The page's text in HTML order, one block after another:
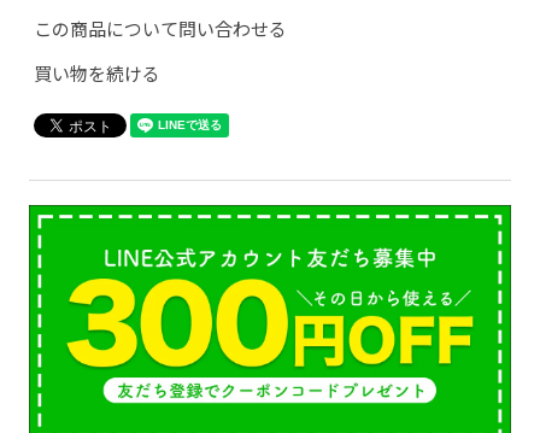
この商品について問い合わせる
買い物を続ける